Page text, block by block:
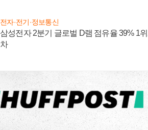
전자·전기·정보통신
삼성전자 2분기 글로벌 D램 점유율 39% 1
차